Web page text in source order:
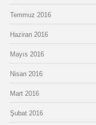
Temmuz 2016
Haziran 2016
Mayıs 2016
Nisan 2016
Mart 2016
Şubat 2016